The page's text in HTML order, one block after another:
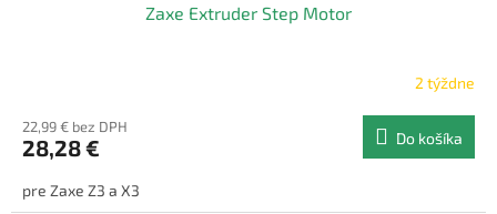
Zaxe Extruder Step Motor
2 týždne
22,99 € bez DPH
28,28 € Do košíka
pre Zaxe Z3 a X3